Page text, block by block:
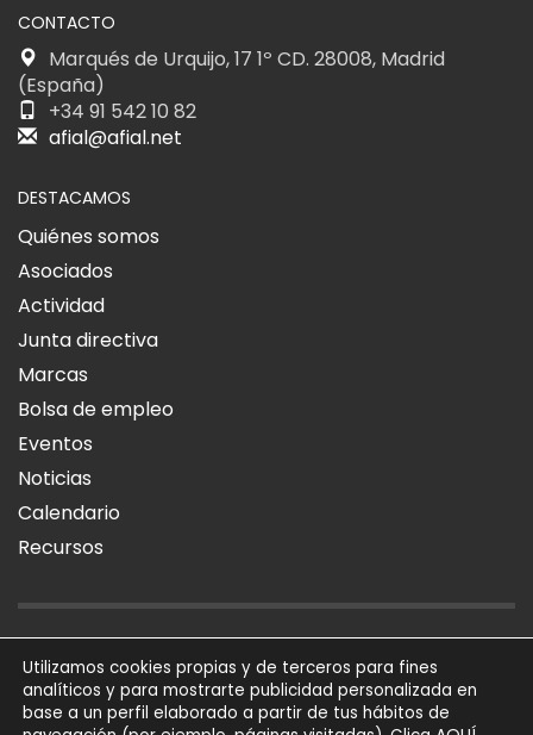
CONTACTO
Marqués de Urquijo, 17 1º CD. 28008, Madrid
(España)
+34 91 542 10 82
afial@afial.net
DESTACAMOS
Quiénes somos
Asociados
Actividad
Junta directiva
Marcas
Bolsa de empleo
Eventos
Noticias
Calendario
Recursos
AVISO LEGAL POLÍTICA DE PRIVACIDAD POLÍTICA DE COOKIES
SÍGUENOS
Utilizamos cookies propias y de terceros para fines
analíticos y para mostrarte publicidad personalizada en
base a un perfil elaborado a partir de tus hábitos de